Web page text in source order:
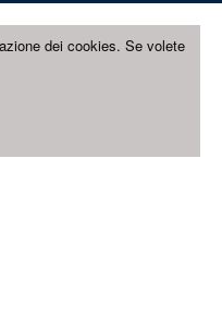
dei cookies. Se volete